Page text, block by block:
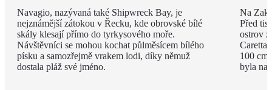
Navagio, nazývaná také Shipwreck Bay, je
nejznámější zátokou v Řecku, kde obrovské bílé
skály klesají přímo do tyrkysového moře.
Návštěvníci se mohou kochat půlměsícem bílého
písku a samozřejmě vrakem lodi, díky němuž
dostala pláž své jméno.
Na
Před
ostrov
Caretta
100 cm
byla na